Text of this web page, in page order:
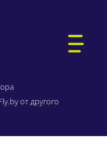
от другого